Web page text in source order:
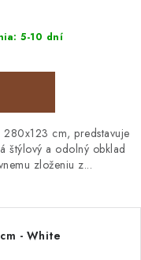
5-10 dní
cm, predstavuje
štýlový a odolný obklad
zloženiu z...
- White